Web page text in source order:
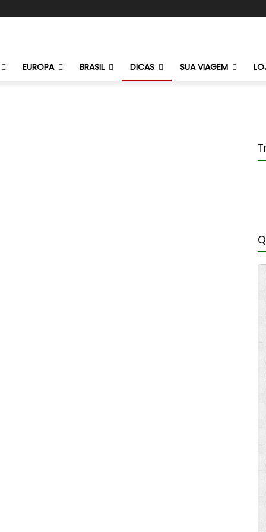
EUROPA BRASIL DICAS SUA VIAGEM